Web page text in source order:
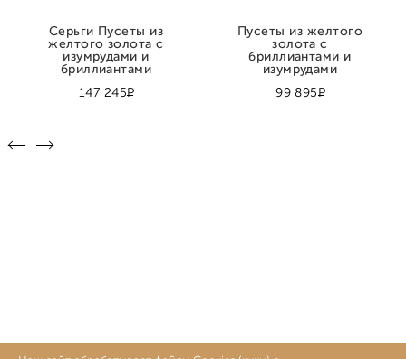
147 245Р
Серьги Пусеты из
желтого золота с
изумрудами и
бриллиантами
99 895Р
Пусеты из желтого
золота с
бриллиантами и
изумрудами